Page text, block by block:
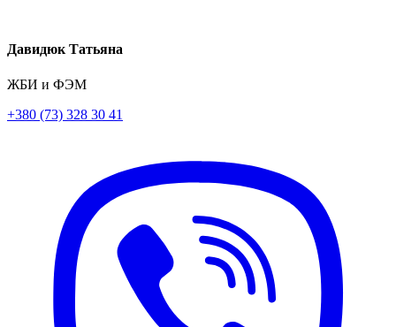
Давидюк Татьяна
ЖБИ и ФЭМ
+380 (73) 328 30 41